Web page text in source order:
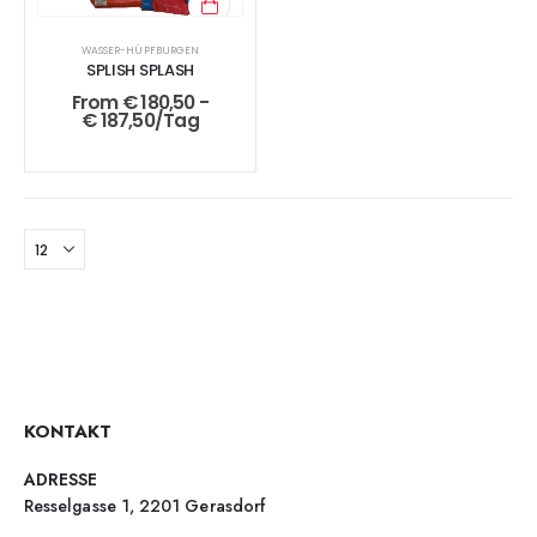
WASSER-HÜPFBURGEN
SPLISH SPLASH
From€180,50-
€187,50/Tag
KONTAKT
ADRESSE
Resselgasse 1, 2201 Gerasdorf